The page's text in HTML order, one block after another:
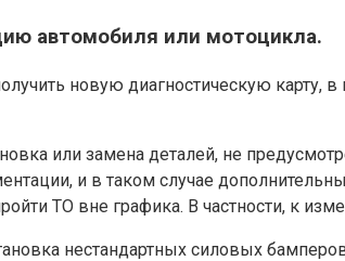
автомобиля или мотоцикла.
новую диагностическую карту,
или замена деталей, не
и в таком случае
ТО вне графика. В частности, к
нестандартных силовых